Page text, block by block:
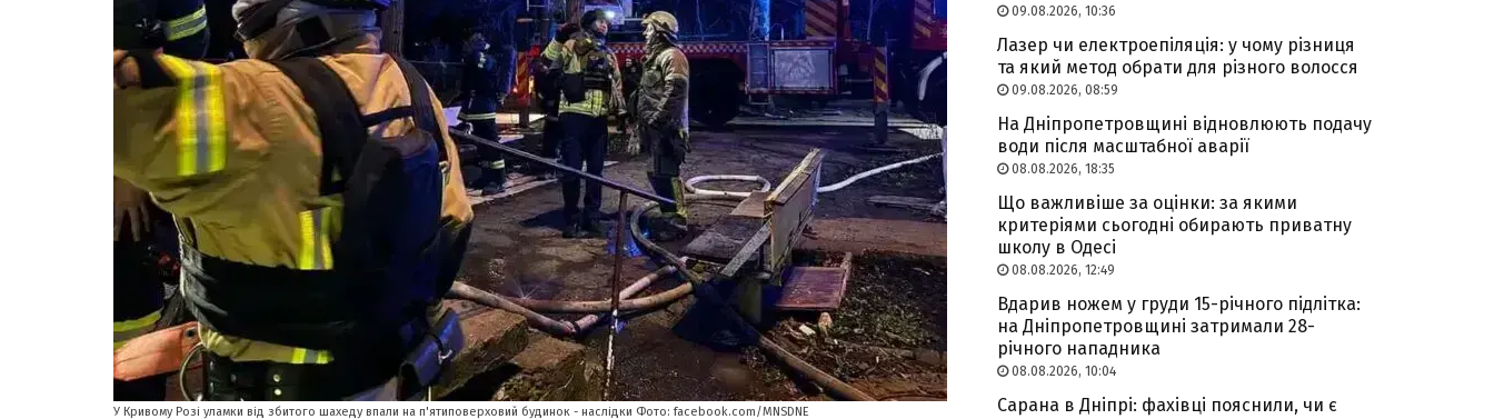
У Кривому Розі уламки від збитого шахеду впали на п'ятиповерховий будинок - наслідки Фото: facebook.com/MNSDNE
09.08.2026, 10:36
Лазер чи електроепіляція: у чому різниця
та який метод обрати для різного волосся
09.08.2026, 08:59
На Дніпропетровщині відновлюють подачу
води після масштабної аварії
08.08.2026, 18:35
Що важливіше за оцінки: за якими
критеріями сьогодні обирають приватну
школу в Одесі
08.08.2026, 12:49
Вдарив ножем у груди 15-річного підлітка:
на Дніпропетровщині затримали 28-
річного нападника
08.08.2026, 10:04
Сарана в Дніпрі: фахівці пояснили, чи є